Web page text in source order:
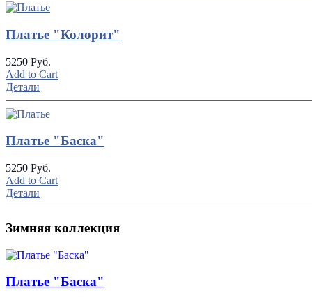
Платье "Колорит"
5250 Руб.
Add to Cart
Детали
Платье "Баска"
5250 Руб.
Add to Cart
Детали
Зимняя коллекция
Платье "Баска"